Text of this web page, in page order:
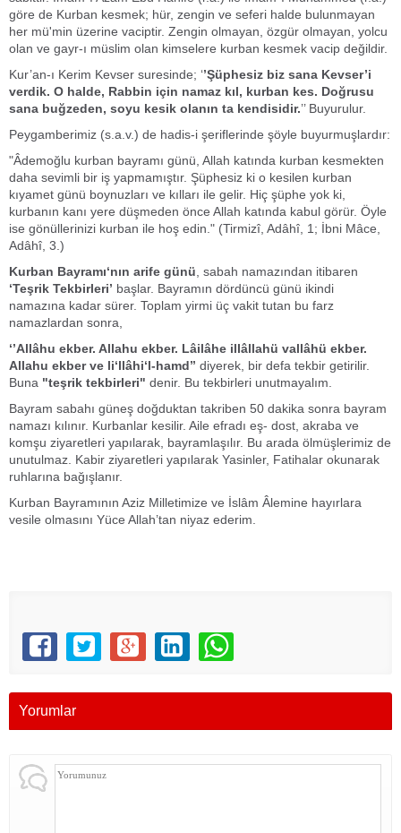
göre de Kurban kesmek; hür, zengin ve seferi halde bulunmayan
her mü'min üzerine vaciptir. Zengin olmayan, özgür olmayan, yolcu
olan ve gayr-ı müslim olan kimselere kurban kesmek vacip değildir.
Kur’an-ı Kerim Kevser suresinde; ‘’Şüphesiz biz sana Kevser’i
verdik. O halde, Rabbin için namaz kıl, kurban kes. Doğrusu
sana buğzeden, soyu kesik olanın ta kendisidir.’’ Buyurulur.
Peygamberimiz (s.a.v.) de hadis-i şeriflerinde şöyle buyurmuşlardır:
"Âdemoğlu kurban bayramı günü, Allah katında kurban kesmekten
daha sevimli bir iş yapmamıştır. Şüphesiz ki o kesilen kurban
kıyamet günü boynuzları ve kılları ile gelir. Hiç şüphe yok ki,
kurbanın kanı yere düşmeden önce Allah katında kabul görür. Öyle
ise gönüllerinizi kurban ile hoş edin." (Tirmizî, Adâhî, 1; İbni Mâce,
Adâhî, 3.)
Kurban Bayramı‘nın arife günü , sabah namazından itibaren
‘Teşrik Tekbirleri’ başlar. Bayramın dördüncü günü ikindi
namazına kadar sürer. Toplam yirmi üç vakit tutan bu farz
namazlardan sonra,
‘’Allâhu ekber. Allahu ekber. Lâilâhe illâllahü vallâhü ekber.
Allahu ekber ve li‘llâhi‘l-hamd’’ diyerek, bir defa tekbir getirilir.
Buna "teşrik tekbirleri" denir. Bu tekbirleri unutmayalım.
Bayram sabahı güneş doğduktan takriben 50 dakika sonra bayram
namazı kılınır. Kurbanlar kesilir. Aile efradı eş- dost, akraba ve
komşu ziyaretleri yapılarak, bayramlaşılır. Bu arada ölmüşlerimiz de
unutulmaz. Kabir ziyaretleri yapılarak Yasinler, Fatihalar okunarak
ruhlarına bağışlanır.
Kurban Bayramının Aziz Milletimize ve İslâm Âlemine hayırlara
vesile olmasını Yüce Allah’tan niyaz ederim.
Yorumlar